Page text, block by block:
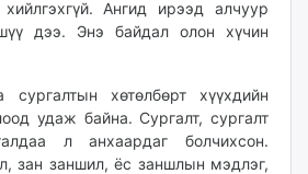
Ангид ирээд алчуур
дээ. Энэ байдал олон хүчин
сургалтын хөтөлбөрт хүүхдийн
удаж байна. Сургалт, сургалт
л анхаардаг болчихсон.
зан заншил, ёс заншлын мэдлэг,